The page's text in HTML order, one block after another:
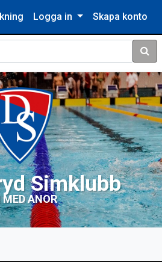
Logga in Skapa konto
Sök
Simklubb
ANOR